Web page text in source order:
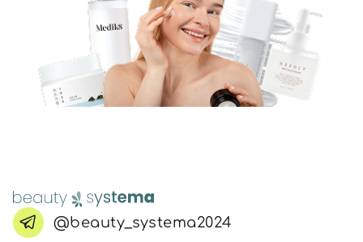
@beauty_systema2024